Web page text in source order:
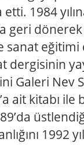
1984
geri
sanat
dergisinin
Galeri Nev
ait kitabı ile
1992